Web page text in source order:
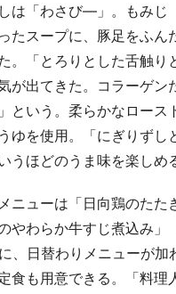
は「わさび―」。もみじ
たスープに、豚足をふん
。「とろりとした舌触り
が出てきた。コラーゲン
という。柔らかなロース
ゆを使用。「にぎりずし
うほどのうま味を楽しめ
ニューは「日向鶏のたた
やわらか牛すじ煮込み」
、日替わりメニューが加
食も用意できる。「料理